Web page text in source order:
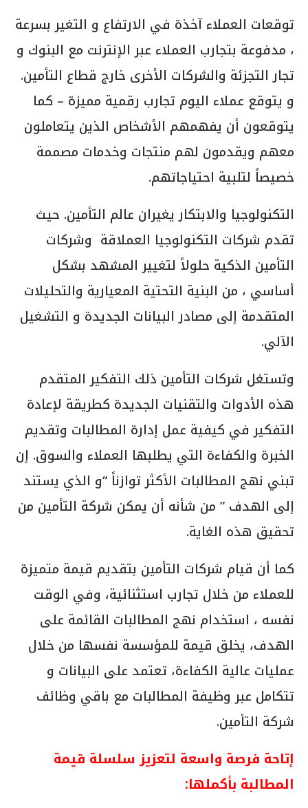
توقعات العملاء آخذة في الارتفاع و التغير بسرعة
، مدفوعة بتجارب العملاء عبر الإنترنت مع البنوك و
تجار التجزئة والشركات الأخرى خارج قطاع التأمين.
و يتوقع عملاء اليوم تجارب رقمية مميزة – كما
يتوقعون أن يفهمهم الأشخاص الذين يتعاملون
معهم ويقدمون لهم منتجات وخدمات مصممة
خصيصاً لتلبية احتياجاتهم.
التكنولوجيا والابتكار يغيران عالم التأمين. حيث
تقدم شركات التكنولوجيا العملاقة وشركات
التأمين الذكية حلولاً لتغيير المشهد بشكل
أساسي ، من البنية التحتية المعيارية والتحليلات
المتقدمة إلى مصادر البيانات الجديدة و التشغيل
الآلي.
وتستغل شركات التأمين ذلك التفكير المتقدم
هذه الأدوات والتقنيات الجديدة كطريقة لإعادة
التفكير في كيفية عمل إدارة المطالبات وتقديم
الخبرة والكفاءة التي يطلبها العملاء والسوق. إن
تبني نهج المطالبات الأكثر توازناً “و الذي يستند
إلى الهدف ” من شأنه أن يمكن شركة التأمين من
تحقيق هذه الغاية.
كما أن قيام شركات التأمين بتقديم قيمة متميزة
للعملاء من خلال تجارب استثنائية، وفي الوقت
نفسه ، استخدام نهج المطالبات القائمة على
الهدف، يخلق قيمة للمؤسسة نفسها من خلال
عمليات عالية الكفاءة، تعتمد على البيانات و
تتكامل عبر وظيفة المطالبات مع باقي وظائف
شركة التأمين.
إتاحة فرصة واسعة لتعزيز سلسلة قيمة
المطالبة بأكملها: